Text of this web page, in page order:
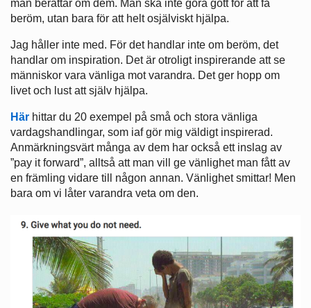
man berättar om dem. Man ska inte göra gott för att få
beröm, utan bara för att helt osjälviskt hjälpa.
Jag håller inte med. För det handlar inte om beröm, det
handlar om inspiration. Det är otroligt inspirerande att se
människor vara vänliga mot varandra. Det ger hopp om
livet och lust att själv hjälpa.
Här hittar du 20 exempel på små och stora vänliga
vardagshandlingar, som iaf gör mig väldigt inspirerad.
Anmärkningsvärt många av dem har också ett inslag av
”pay it forward”, alltså att man vill ge vänlighet man fått av
en främling vidare till någon annan. Vänlighet smittar! Men
bara om vi låter varandra veta om den.